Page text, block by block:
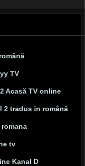
TV
Acasă TV online
2 tradus in română
tv
Kanal D